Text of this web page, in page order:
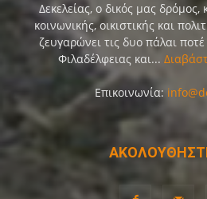
Δεκελείας, ο δικός μας δρόμος,
κοινωνικής, οικιστικής και
ζευγαρώνει τις δυο πάλαι
Φιλαδέλφειας και...
Επικοινωνία: